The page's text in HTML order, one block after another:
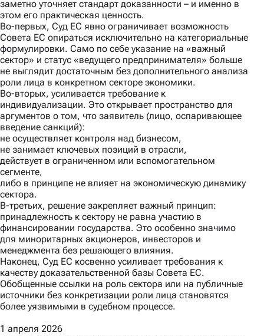
заметно уточняет стандарт доказанности – и именно в
этом его практическая ценность.
Во-первых, Суд ЕС явно ограничивает возможность
Совета ЕС опираться исключительно на категориальные
формулировки. Само по себе указание на «важный
сектор» и статус «ведущего предпринимателя» больше
не выглядит достаточным без дополнительного анализа
роли лица в конкретном секторе экономики.
Во-вторых, усиливается требование к
индивидуализации. Это открывает пространство для
аргументов о том, что заявитель (лицо, оспаривающее
введение санкций):
не осуществляет контроля над бизнесом,
не занимает ключевых позиций в отрасли,
действует в ограниченном или вспомогательном
сегменте,
либо в принципе не влияет на экономическую динамику
сектора.
В-третьих, решение закрепляет важный принцип:
принадлежность к сектору не равна участию в
финансировании государства. Это особенно значимо
для миноритарных акционеров, инвесторов и
менеджмента без решающего влияния.
Наконец, Суд ЕС косвенно усиливает требования к
качеству доказательственной базы Совета ЕС.
Обобщенные ссылки на роль сектора или на публичные
источники без конкретизации роли лица становятся
более уязвимыми в судебном процессе.
1 апреля 2026